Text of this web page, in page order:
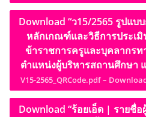
Download “ว15/2565 รูปแ
หลักเกณฑ์และวิธีการประเ
ข้าราชการครูและบุคลากร
ตำแหน่งผู้บริหารสถานศึกษา
V15-2565_QRCode.pdf –
Download “ร้อยเอ็ด | รายชื่